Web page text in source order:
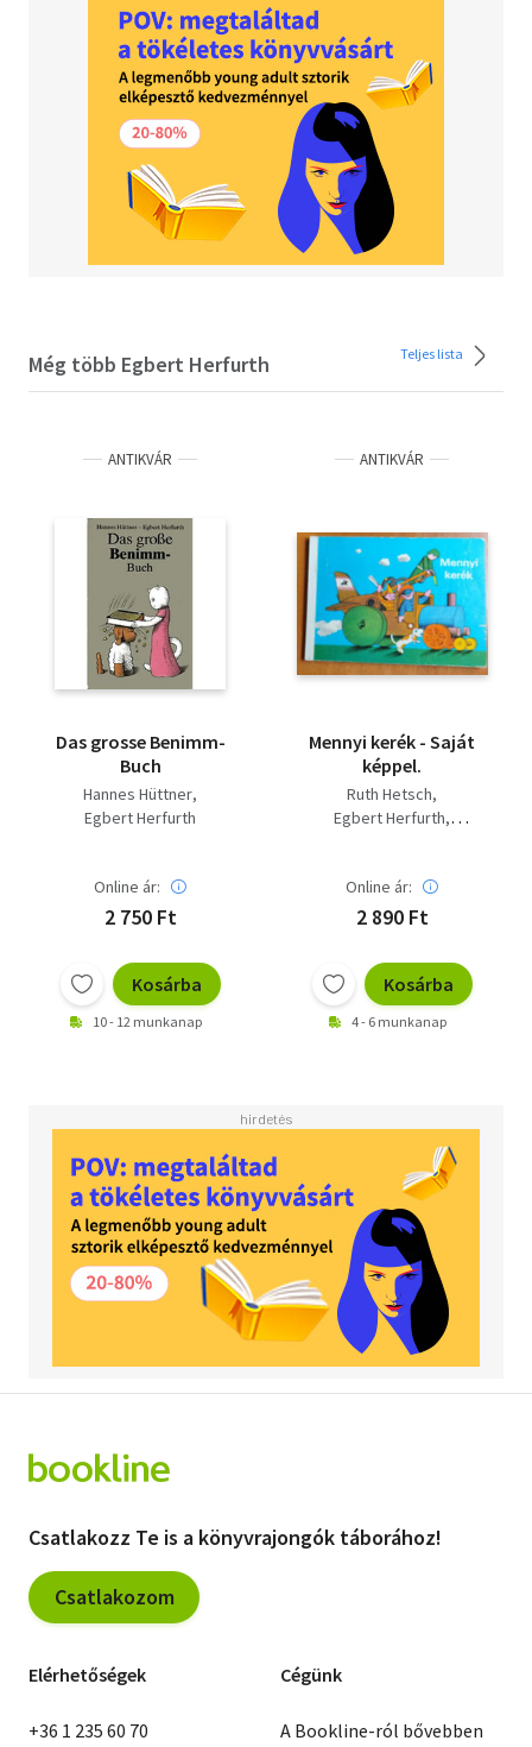
Még több Egbert Herfurth Teljes lista
ANTIKVÁR
Das grosse Benimm-
Buch
Hannes Hüttner
Egbert Herfurth
Online ár:
2 750 Ft
Kosárba
10 - 12 munkanap
ANTIKVÁR
Mennyi kerék - Saját
képpel.
Ruth Hetsch
Egbert Herfurth
Online ár:
2 890 Ft
Kosárba
4 - 6 munkanap
Csatlakozz Te is a könyvrajongók táborához!
Csatlakozom
Elérhetőségek
+36 1 235 60 70
Cégünk
A Bookline-ról bővebben